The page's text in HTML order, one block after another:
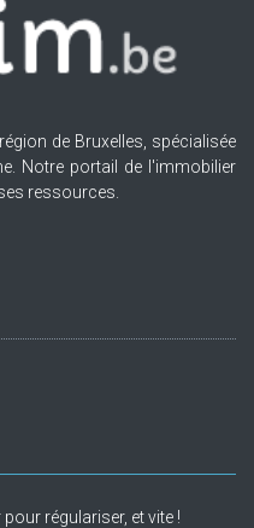
de Bruxelles, spécialisée
Notre portail de l'immobilier
ressources.
pour régulariser, et vite !